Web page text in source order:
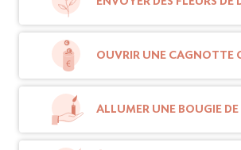
OUVRIR UNE CAGNOTTE
ALLUMER UNE BOUGIE DE